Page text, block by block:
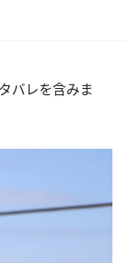
バレを含みま